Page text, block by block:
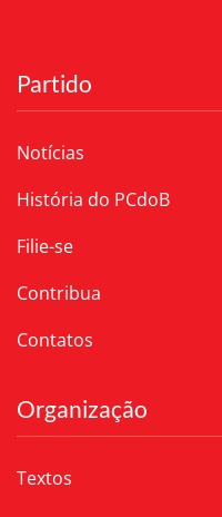
Partido
Notícias
História do PCdoB
Filie-se
Contribua
Contatos
Organização
Textos